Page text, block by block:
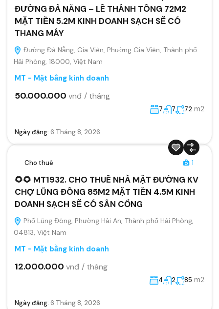
ĐƯỜNG ĐÀ NẴNG – LÊ THÁNH TÔNG 72M2
MẶT TIỀN 5.2M KINH DOANH SẠCH SẼ CÓ
THANG MÁY
Đường Đà Nẵng, Gia Viên, Phường Gia Viên, Thành phố
Hải Phòng, 18000, Việt Nam
MT - Mặt bằng kinh doanh
50.000.000 vnđ / tháng
7 7 72 m2
Ngày đăng: 6 Tháng 8, 2026
Cho thuê 1
🌻🌻 MT1932. CHO THUÊ NHÀ MẶT ĐƯỜNG KV
CHỢ LŨNG ĐÔNG 85M2 MẶT TIỀN 4.5M KINH
DOANH SẠCH SẼ CÓ SÂN CỔNG
Phố Lũng Đông, Phường Hải An, Thành phố Hải Phòng,
04813, Việt Nam
MT - Mặt bằng kinh doanh
12.000.000 vnđ / tháng
4 2 85 m2
Ngày đăng: 6 Tháng 8, 2026